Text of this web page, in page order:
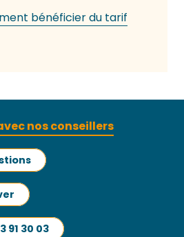
bénéficier du tarif
nos conseillers
91 30 03